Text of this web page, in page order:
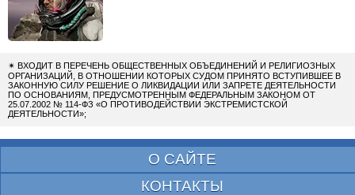
✴ ВХОДИТ В ПЕРЕЧЕНЬ ОБЩЕСТВЕННЫХ ОБЪЕДИНЕНИЙ И РЕЛИГИОЗНЫХ
ОРГАНИЗАЦИЙ, В ОТНОШЕНИИ КОТОРЫХ СУДОМ ПРИНЯТО ВСТУПИВШЕЕ В
ЗАКОННУЮ СИЛУ РЕШЕНИЕ О ЛИКВИДАЦИИ ИЛИ ЗАПРЕТЕ ДЕЯТЕЛЬНОСТИ
ПО ОСНОВАНИЯМ, ПРЕДУСМОТРЕННЫМ ФЕДЕРАЛЬНЫМ ЗАКОНОМ ОТ
25.07.2002 № 114-ФЗ «О ПРОТИВОДЕЙСТВИИ ЭКСТРЕМИСТСКОЙ
ДЕЯТЕЛЬНОСТИ»;
О САЙТЕ
КОНТАКТЫ